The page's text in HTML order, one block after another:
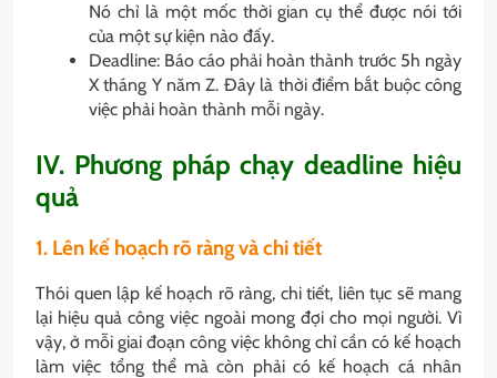
Nó chỉ là một mốc thời gian cụ thể được nói tới
của một sự kiện nào đấy.
Deadline: Báo cáo phải hoàn thành trước 5h ngày
X tháng Y năm Z. Đây là thời điểm bắt buộc công
việc phải hoàn thành mỗi ngày.
IV. Phương pháp chạy deadline hiệu
quả
1. Lên kế hoạch rõ ràng và chi tiết
Thói quen lập kế hoạch rõ ràng, chi tiết, liên tục sẽ mang
lại hiệu quả công việc ngoài mong đợi cho mọi người. Vì
vậy, ở mỗi giai đoạn công việc không chỉ cần có kế hoạch
làm việc tổng thể mà còn phải có kế hoạch cá nhân